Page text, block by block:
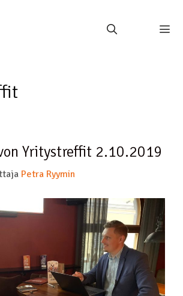
Yritystreffit 2.10.2019
Petra Ryymin